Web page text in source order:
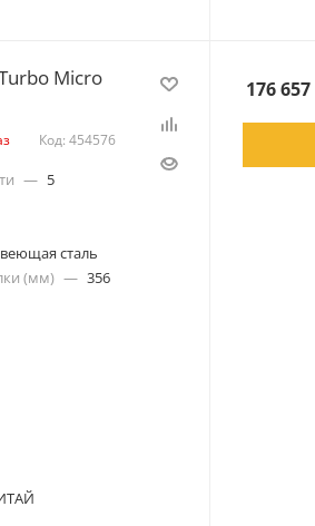
Micro
Код: 454576
— 5
сталь
(мм) — 356
176 657